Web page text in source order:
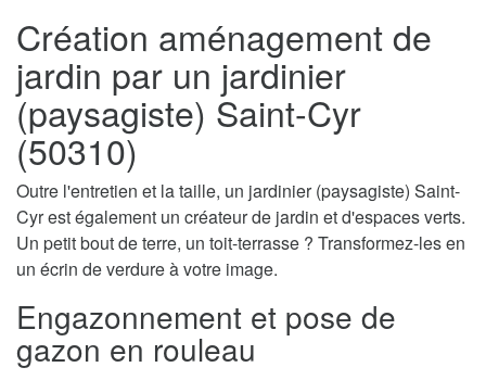
Création aménagement de
jardin par un jardinier
(paysagiste) Saint-Cyr
(50310)
Outre l'entretien et la taille, un jardinier (paysagiste) Saint-
Cyr est également un créateur de jardin et d'espaces verts.
Un petit bout de terre, un toit-terrasse ? Transformez-les en
un écrin de verdure à votre image.
Engazonnement et pose de
gazon en rouleau